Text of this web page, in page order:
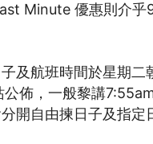
Minute 優惠則介乎
及航班時間於星期二
佈，一般黎講
開自由揀日子及指定